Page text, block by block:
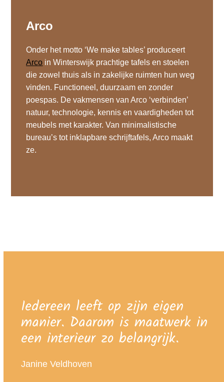
Arco
Onder het motto ‘We make tables’ produceert
Arco in Winterswijk prachtige tafels en stoelen
die zowel thuis als in zakelijke ruimten hun weg
vinden. Functioneel, duurzaam en zonder
poespas. De vakmensen van Arco ‘verbinden’
natuur, technologie, kennis en vaardigheden tot
meubels met karakter. Van minimalistische
bureau’s tot inklapbare schrijftafels, Arco maakt
ze.
Janine Veldhoven
Iedereen leeft op zijn eigen
manier. Daarom is maatwerk in
een interieur zo belangrijk.